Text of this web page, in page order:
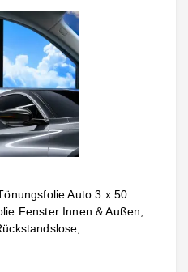
Auto 3 x 50
Fenster Innen & Außen,